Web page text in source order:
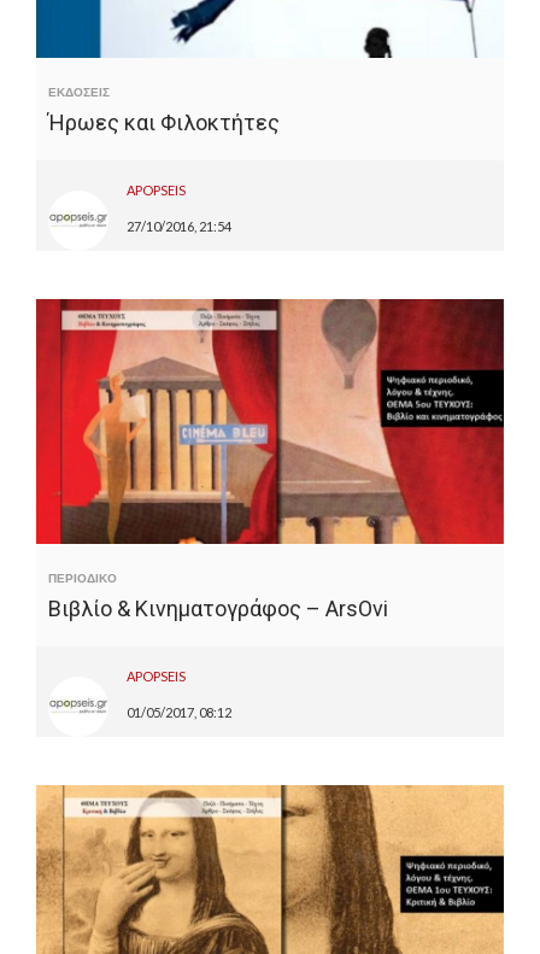
ΕΚΔΟΣΕΙΣ
Ήρωες και Φιλοκτήτες
APOPSEIS
27/10/2016, 21:54
ΠΕΡΙΟΔΙΚΟ
Βιβλίο & Κινηματογράφος – ArsOvi
APOPSEIS
01/05/2017, 08:12